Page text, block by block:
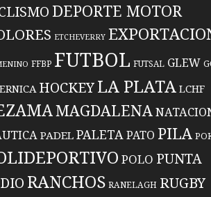
DEPORTE MOTOR
ETCHEVERRY
FFBP FUTBOL FUTSAL GLEW
HOCKEYLA PLATA LCHF
MAGDALENA
PADEL PALETAPATO PILA
POLO PUNTA
RANCHOS RANELAGH RUGBY